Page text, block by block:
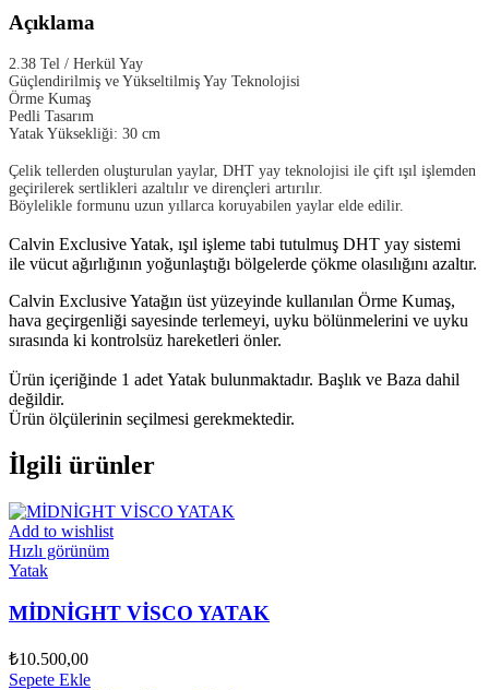
Açıklama
2.38 Tel / Herkül Yay
Güçlendirilmiş ve Yükseltilmiş Yay Teknolojisi
Örme Kumaş
Pedli Tasarım
Yatak Yüksekliği: 30 cm
Çelik tellerden oluşturulan yaylar, DHT yay teknolojisi ile çift ışıl işlemden
geçirilerek sertlikleri azaltılır ve dirençleri artırılır.
Böylelikle formunu uzun yıllarca koruyabilen yaylar elde edilir.
Calvin Exclusive Yatak, ışıl işleme tabi tutulmuş DHT yay sistemi
ile vücut ağırlığının yoğunlaştığı bölgelerde çökme olasılığını azaltır.
Calvin Exclusive Yatağın üst yüzeyinde kullanılan Örme Kumaş,
hava geçirgenliği sayesinde terlemeyi, uyku bölünmelerini ve uyku
sırasında ki kontrolsüz hareketleri önler.
Ürün içeriğinde 1 adet Yatak bulunmaktadır. Başlık ve Baza dahil
değildir.
Ürün ölçülerinin seçilmesi gerekmektedir.
İlgili ürünler
Add to wishlist
Hızlı görünüm
Yatak
MİDNİGHT VİSCO YATAK
₺10.500,00
Sepete Ekle